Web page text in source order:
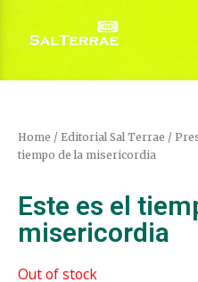
Home / Editorial Sal Terrae /
tiempo de la misericordia
Este es el
misericordia
Out of stock